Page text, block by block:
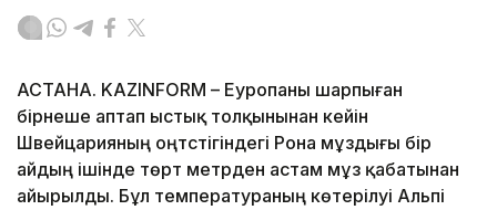
АСТАНА. KAZINFORM – Еуропаны шарпыған
бірнеше аптап ыстық толқынынан кейін
Швейцарияның оңтүстігіндегі Рона мұздығы бір
айдың ішінде төрт метрден астам мұз қабатынан
айырылды. Бұл температураның көтерілуі Альпі